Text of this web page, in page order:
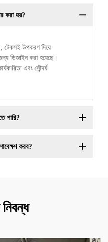
করা হয়?
টেকসই উপকরণ দিয়ে
ডিজাইন করা হয়েছে।
এবং সৌন্দর্য
পারি?
করব?
নিবন্ধ